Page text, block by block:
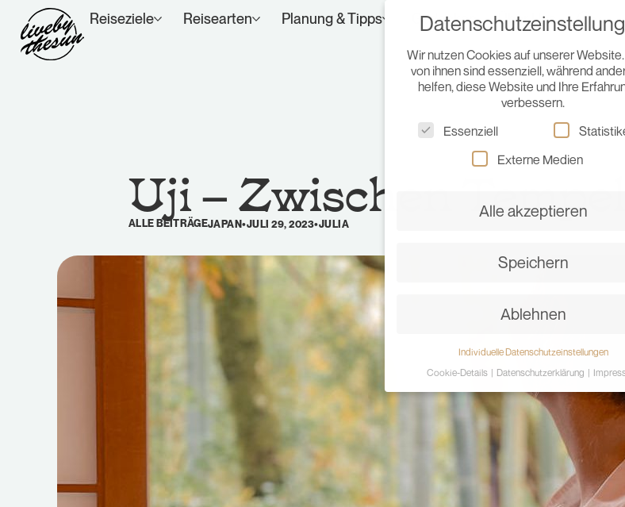
Reiseziele Reisearten Planung & Tipps Gedanken Über Uns
Uji – Zwischen
ALLE BEITRÄGEJAPAN•JULI 29, 2023•JULIA
Wir nutzen Cookies auf unserer
von ihnen sind essenziell, während
helfen, diese Website und Ihre
verbessern.
Essenziell
Externe Medien
Alle akzeptieren
Speichern
Ablehnen
Individuelle Datenschutzeinstellungen
Cookie-Details
Datenschutzerklärung
Datenschutzeinstellungen
Hier finden Sie eine Übersicht über
verwendeten Cookies. Sie können Ihre
zu ganzen Kategorien geben oder sich
Informationen anzeigen lassen und so
bestimmte Cookies auswählen.